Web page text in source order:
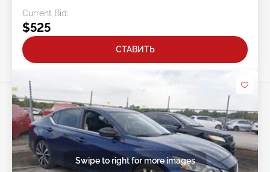
Current Bid:
$525
СТАВИТЬ
Swipe to right for more images